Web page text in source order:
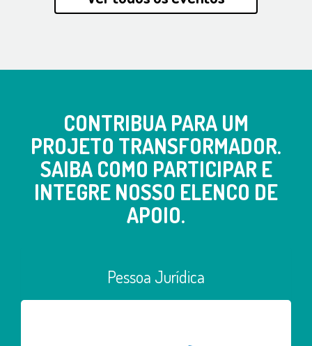
CONTRIBUA PARA UM
PROJETO TRANSFORMADOR.
SAIBA COMO PARTICIPAR E
INTEGRE NOSSO ELENCO DE
APOIO.
Pessoa Jurídica